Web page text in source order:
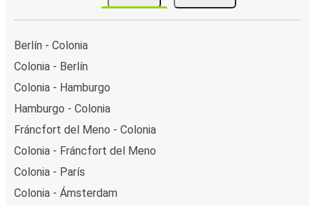
Berlín - Colonia
Colonia - Berlín
Colonia - Hamburgo
Hamburgo - Colonia
Fráncfort del Meno - Colonia
Colonia - Fráncfort del Meno
Colonia - París
Colonia - Ámsterdam